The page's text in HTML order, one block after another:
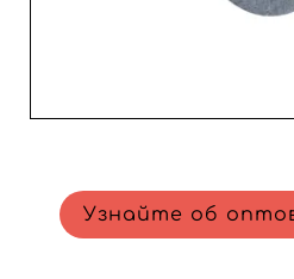
Узнайте об